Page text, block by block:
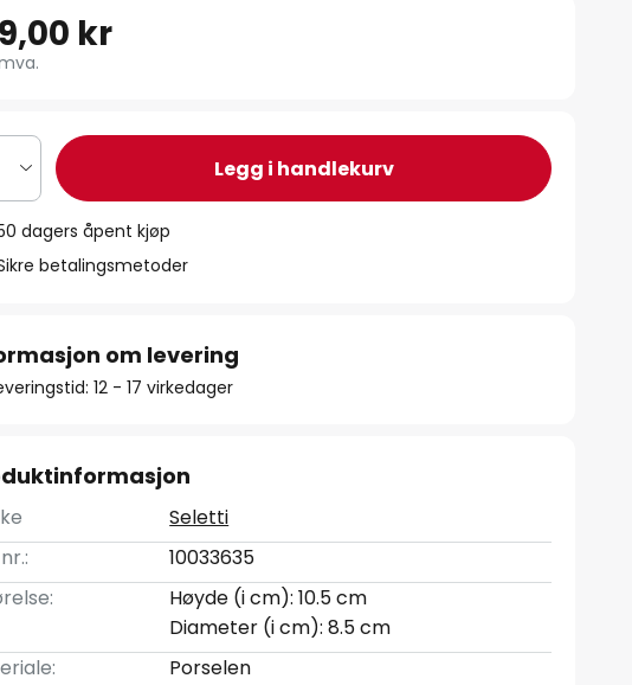
kr
Legg i handlekurv
dagers åpent kjøp
betalingsmetoder
om levering
12 - 17 virkedager
Seletti
10033635
Høyde (i cm): 10.5 cm
Diameter (i cm): 8.5 cm
Porselen